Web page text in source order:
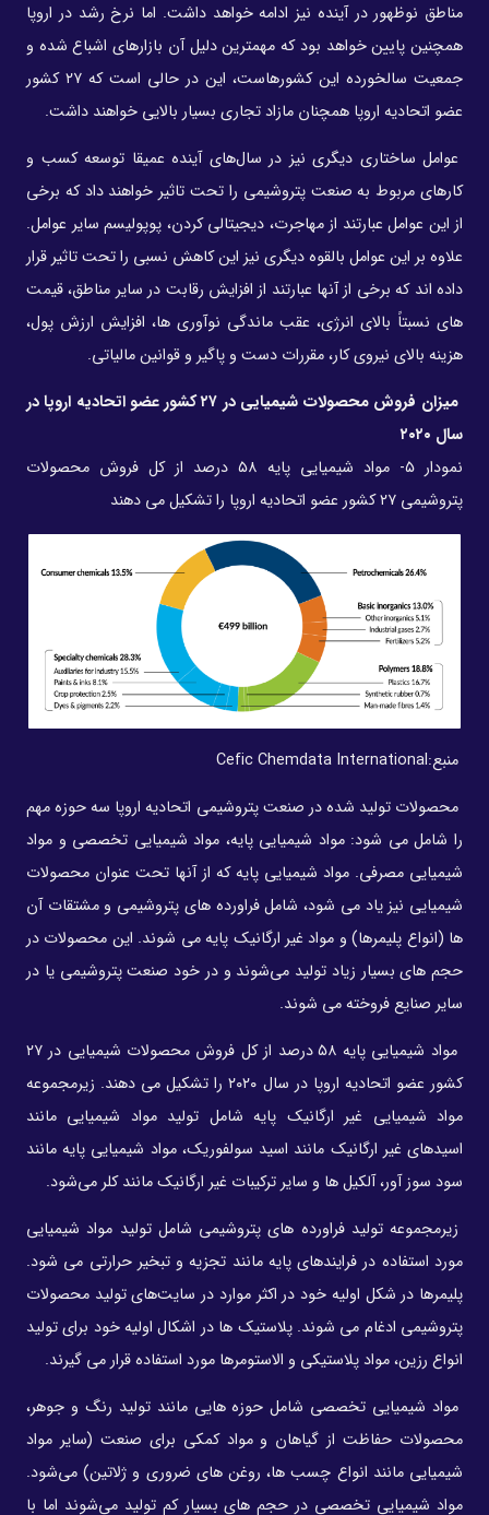
مناطق نوظهور در آینده نیز ادامه خواهد داشت. اما نرخ رشد در اروپا
همچنین پایین خواهد بود که مهمترین دلیل آن بازارهای اشباع شده و
جمعیت سالخورده این کشورهاست، این در حالی است که ۲۷ کشور
عضو اتحادیه اروپا همچنان مازاد تجاری بسیار بالایی خواهند داشت.
عوامل ساختاری دیگری نیز در سال‌های آینده عمیقا توسعه کسب و
کارهای مربوط به صنعت پتروشیمی را تحت تاثیر خواهند داد که برخی
از این عوامل عبارتند از مهاجرت، دیجیتالی کردن، پوپولیسم سایر عوامل.
علاوه بر این عوامل بالقوه دیگری نیز این کاهش نسبی را تحت تاثیر قرار
داده اند که برخی از آنها عبارتند از افزایش رقابت در سایر مناطق، قیمت
های نسبتاً بالای انرژی، عقب ماندگی نوآوری ها، افزایش ارزش پول،
هزینه بالای نیروی کار، مقررات دست و پاگیر و قوانین مالیاتی.
میزان فروش محصولات شیمیایی در ۲۷ کشور عضو اتحادیه اروپا در
سال ۲۰۲۰
نمودار ۵- مواد شیمیایی پایه ۵۸ درصد از کل فروش محصولات
پتروشیمی ۲۷ کشور عضو اتحادیه اروپا را تشکیل می دهند
منبع:Cefic Chemdata International
محصولات تولید شده در صنعت پتروشیمی اتحادیه اروپا سه حوزه مهم
را شامل می شود: مواد شیمیایی پایه، مواد شیمیایی تخصصی و مواد
شیمیایی مصرفی. مواد شیمیایی پایه که از آنها تحت عنوان محصولات
شیمیایی نیز یاد می شود، شامل فراورده های پتروشیمی و مشتقات آن
ها (انواع پلیمرها) و مواد غیر ارگانیک پایه می شوند. این محصولات در
حجم های بسیار زیاد تولید می‌شوند و در خود صنعت پتروشیمی یا در
سایر صنایع فروخته می شوند.
مواد شیمیایی پایه ۵۸ درصد از کل فروش محصولات شیمیایی در ۲۷
کشور عضو اتحادیه اروپا در سال ۲۰۲۰ را تشکیل می دهند. زیرمجموعه
مواد شیمیایی غیر ارگانیک پایه شامل تولید مواد شیمیایی مانند
اسیدهای غیر ارگانیک مانند اسید سولفوریک، مواد شیمیایی پایه مانند
سود سوز آور، آلکیل ها و سایر ترکیبات غیر ارگانیک مانند کلر می‌شود.
زیرمجموعه تولید فراورده های پتروشیمی شامل تولید مواد شیمیایی
مورد استفاده در فرایندهای پایه مانند تجزیه و تبخیر حرارتی می شود.
پلیمرها در شکل اولیه خود در اکثر موارد در سایت‌های تولید محصولات
پتروشیمی ادغام می شوند. پلاستیک ها در اشکال اولیه خود برای تولید
انواع رزین، مواد پلاستیکی و الاستومرها مورد استفاده قرار می گیرند.
مواد شیمیایی تخصصی شامل حوزه هایی مانند تولید رنگ و جوهر،
محصولات حفاظت از گیاهان و مواد کمکی برای صنعت (سایر مواد
شیمیایی مانند انواع چسب ها، روغن های ضروری و ژلاتین) می‌شود.
مواد شیمیایی تخصصی در حجم های بسیار کم تولید می‌شوند اما با